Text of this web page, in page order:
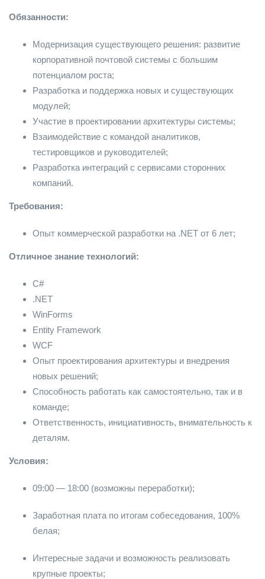
Обязанности:
​​​​​Модернизация существующего решения: развитие
корпоративной почтовой системы с большим
потенциалом роста;
Разработка и поддержка новых и существующих
модулей;
Участие в проектировании архитектуры системы;
Взаимодействие с командой аналитиков,
тестировщиков и руководителей;
Разработка интеграций с сервисами сторонних
компаний.
Требования:
​​​​​​​Опыт коммерческой разработки на .NET от 6 лет;
Отличное знание технологий:
C#
.NET
WinForms
Entity Framework
WCF
Опыт проектирования архитектуры и внедрения
новых решений;
Способность работать как самостоятельно, так и в
команде;
Ответственность, инициативность, внимательность к
деталям.
Условия:
​​​​09:00 — 18:00 (возможны переработки);
Заработная плата по итогам собеседования, 100%
белая;
Интересные задачи и возможность реализовать
крупные проекты;